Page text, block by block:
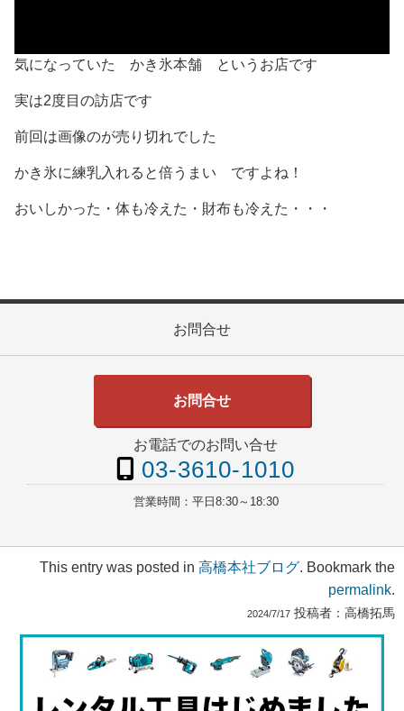
気になっていた かき氷本舗 というお店です
実は2度目の訪店です
前回は画像のが売り切れでした
かき氷に練乳入れると倍うまい ですよね！
おいしかった・体も冷えた・財布も冷えた・・・
お問合せ
お問合せ
お電話でのお問い合せ
03-3610-1010
営業時間： 平日8:30～18:30
This entry was posted in 高橋本社ブログ. Bookmark the
permalink.
2024/7/17 投稿者： 高橋拓馬